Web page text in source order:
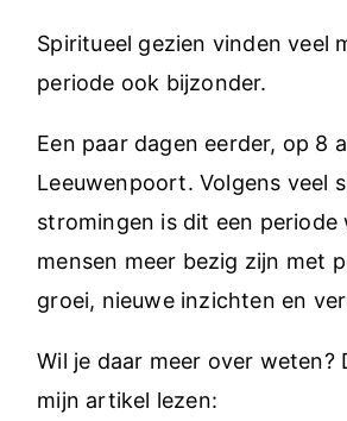
Spiritueel gezien vinden veel
periode ook bijzonder.
Een paar dagen eerder, op 8
Leeuwenpoort. Volgens veel
stromingen is dit een periode
mensen meer bezig zijn met
groei, nieuwe inzichten en
Wil je daar meer over weten?
mijn artikel lezen: